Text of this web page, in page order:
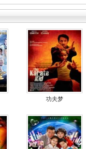
功夫梦